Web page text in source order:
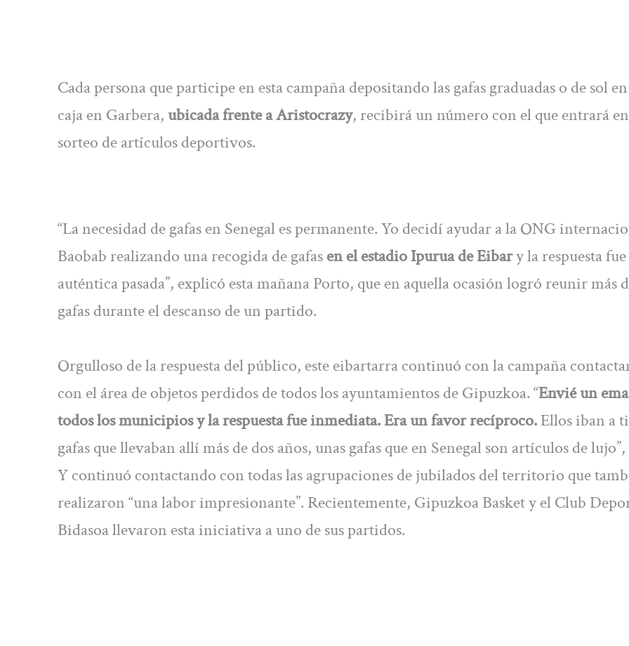
Cada persona que participe en esta campaña depositando las gafas graduadas o de sol
caja en Garbera,ubicada frente a Aristocrazy, recibirá un número con el que entrará
sorteo de artículos deportivos.
“La necesidad de gafas en Senegal es permanente. Yo decidí ayudar a la ONG
Baobab realizando una recogida de gafasen el estadio Ipurua de Eibary la respuesta
auténtica pasada”, explicó esta mañana Porto, que en aquella ocasión logró reunir más
gafas durante el descanso de un partido.
Orgulloso de la respuesta del público, este eibartarra continuó con la campaña
con el área de objetos perdidos de todos los ayuntamientos de Gipuzkoa. “Envié un
todos los municipios y la respuesta fue inmediata. Era un favor recíproco.Ellos iban a
gafas que llevaban allí más de dos años, unas gafas que en Senegal son artículos de
Y continuó contactando con todas las agrupaciones de jubilados del territorio que
realizaron “una labor impresionante”. Recientemente, Gipuzkoa Basket y el Club
Bidasoa llevaron esta iniciativa a uno de sus partidos.